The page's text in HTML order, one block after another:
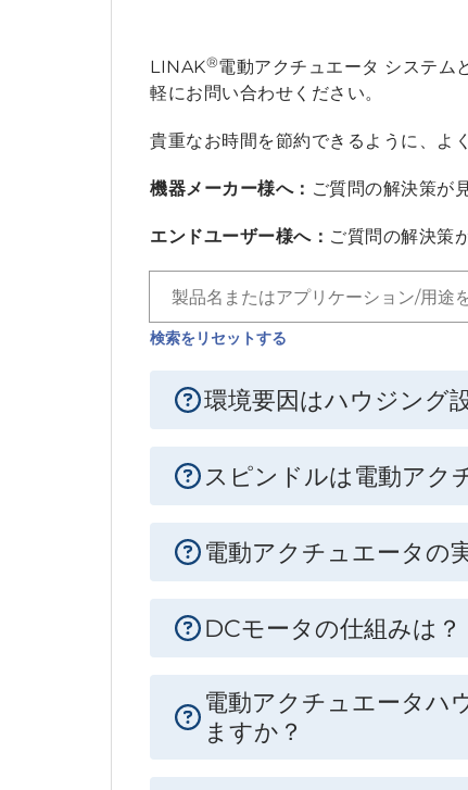
LINAK®電動アクチュエータ システム
軽にお問い合わせください。
貴重なお時間を節約できるように、よ
機器メーカー様へ： ご質問の解決策が
エンドユーザー様へ： ご質問の解決策
検索をリセットする
環境要因はハウジング
スピンドルは電動アク
電動アクチュエータの
DCモータの仕組みは？
電動アクチュエータハ
ますか？